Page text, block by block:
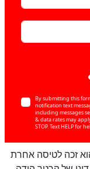
By submitting this
notification text
including messages
& data rates may
STOP. Text HELP for
זכה לטיסה אחרת